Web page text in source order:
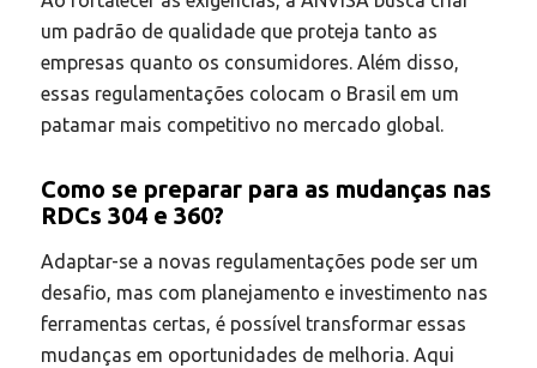
um padrão de qualidade que proteja tanto as
empresas quanto os consumidores. Além disso,
essas regulamentações colocam o Brasil em um
patamar mais competitivo no mercado global.
Como se preparar para as mudanças nas
RDCs 304 e 360?
Adaptar-se a novas regulamentações pode ser um
desafio, mas com planejamento e investimento nas
ferramentas certas, é possível transformar essas
mudanças em oportunidades de melhoria. Aqui